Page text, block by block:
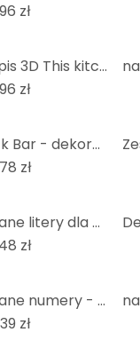
96 zł
drewniany napis 3D This kitchen is for dancing (5 sztuk) - MDF nature
96 zł
napis 3D Snack Bar - dekoracja MDF do kuchni
78 zł
MDF - Drewniane litery dla dzieci
48 zł
MDF - Drewniane numery - Nowoczesny numer domu
39 zł